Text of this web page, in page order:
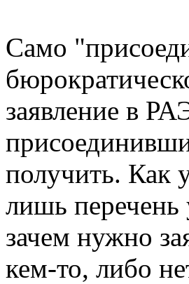
Само
заявление в
получить. Как
лишь перечень
зачем нужно
кем-то, либо